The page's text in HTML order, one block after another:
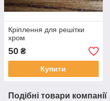
Кріплення для решітки
хром
50 ₴
Купити
Подібні товари компанії